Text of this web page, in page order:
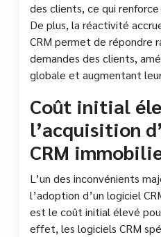
des clients, ce qui
De plus, la réactivité
CRM permet de répondre
demandes des clients,
globale et augmentant
Coût initial
l’acquisition
CRM
L’un des inconvénients
l’adoption d’un logiciel
est le coût initial élevé
effet, les logiciels CRM